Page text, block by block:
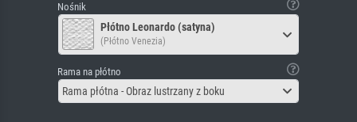
Nośnik
Płótno Leonardo (satyna)
(Płótno Venezia)
Rama na płótno
Rama płótna - Obraz lustrzany z boku